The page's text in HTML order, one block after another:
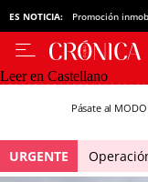
ES NOTICIA: Promoción
Leer en Castellano
Pásate al MODO
URGENTE